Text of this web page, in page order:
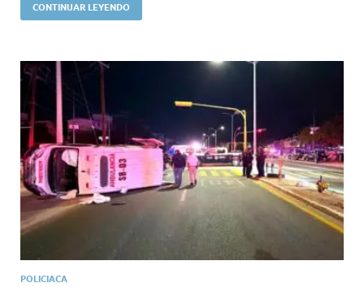
CONTINUAR LEYENDO
POLICIACA